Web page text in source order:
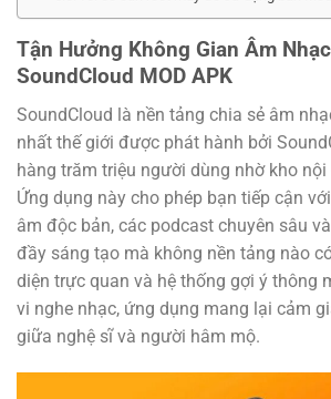
Tận Hưởng Không Gian Âm
SoundCloud MOD APK
SoundCloud là nền tảng chia sẻ âm
nhất thế giới được phát hành bởi
hàng trăm triệu người dùng nhờ kho
Ứng dụng này cho phép bạn tiếp cận
âm độc bản, các podcast chuyên sâu
đầy sáng tạo mà không nền tảng nào
diện trực quan và hệ thống gợi ý thông
vi nghe nhạc, ứng dụng mang lại cảm
giữa nghệ sĩ và người hâm mộ.